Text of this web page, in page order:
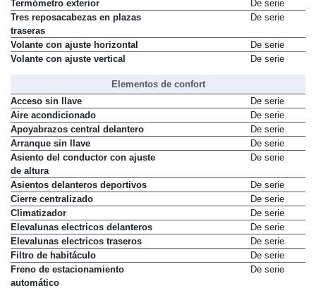
Termómetro exterior
De serie
Tres reposacabezas en plazas
traseras
Volante con ajuste horizontal
De serie
Elementos de confort
Acceso sin llave
De serie
Aire acondicionado
De serie
Apoyabrazos central delantero
De serie
Arranque sin llave
De serie
Asiento del conductor con ajuste
de altura
Asientos delanteros deportivos
De serie
Cierre centralizado
De serie
Climatizador
De serie
Elevalunas electricos delanteros
De serie
Elevalunas electricos traseros
De serie
Filtro de habitáculo
De serie
Freno de estacionamiento